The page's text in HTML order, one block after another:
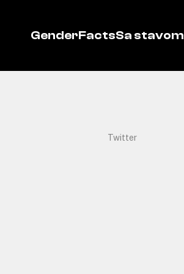
GenderFactsSa stavom
Twitter